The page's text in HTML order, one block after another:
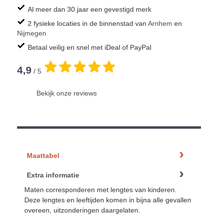
Al meer dan 30 jaar een gevestigd merk
2 fysieke locaties in de binnenstad van Arnhem en
Nijmegen
Betaal veilig en snel met iDeal of PayPal
4,9 / 5 .
Bekijk onze reviews
Maattabel
Extra informatie
Maten corresponderen met lengtes van kinderen.
Deze lengtes en leeftijden komen in bijna alle gevallen
overeen, uitzonderingen daargelaten.